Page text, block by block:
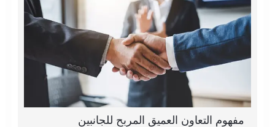
مفهوم التعاون العميق المربح للجانبين